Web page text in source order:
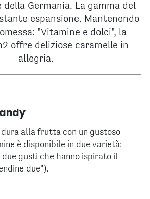
della Germania. La gamma del
espansione. Mantenendo
"Vitamine e dolci", la
offre deliziose caramelle in
allegria.
alla frutta con un gustoso
è disponibile in due varietà:
due gusti che hanno ispirato il
due").